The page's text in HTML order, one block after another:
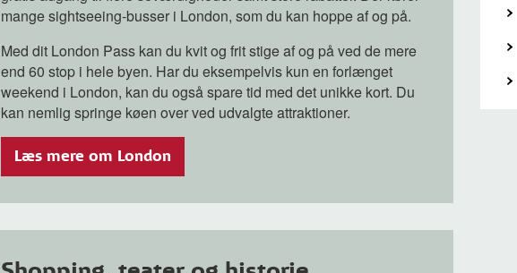
mange sightseeing-busser i London, som du kan hoppe af og på.
Med dit London Pass kan du kvit og frit stige af og på ved de mere
end 60 stop i hele byen. Har du eksempelvis kun en forlænget
weekend i London, kan du også spare tid med det unikke kort. Du
kan nemlig springe køen over ved udvalgte attraktioner.
Læs mere om London